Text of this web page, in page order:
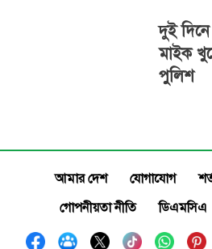
দুই
মাইক
পুলিশ
আমার দেশ যোগাযোগ
গোপনীয়তা নীতি
ডিএমসিএ